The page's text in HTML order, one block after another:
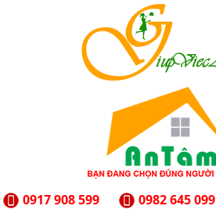
0982 645 099
0917 908 599